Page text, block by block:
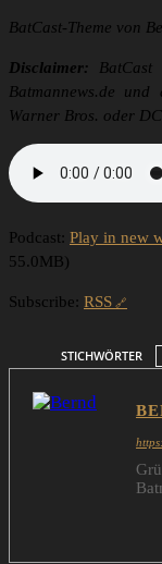
BatCast-Theme von
Disclaimer: BatCast
Batmannews.de
Warner Bros. oder
Podcast: Play in new
55.0MB)
Subscribe: RSS
STICHWÖRTER